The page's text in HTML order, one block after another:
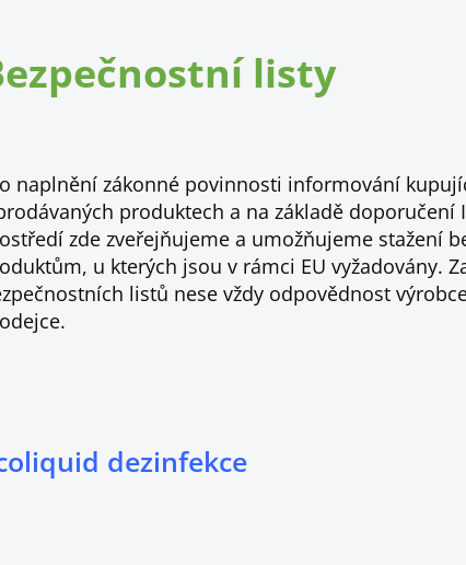
listy
naplnění zákonné povinnosti informování
produktech a na základě
zde zveřejňujeme a umožňujeme stažení
u kterých jsou v rámci EU vyžadovány.
listů nese vždy odpovědnost
dezinfekce